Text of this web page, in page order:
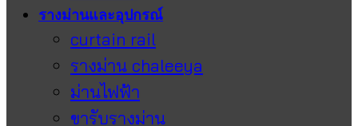
รางม่านและอุปกรณ์
curtain rail
รางม่าน chaleeya
ม่านไฟฟ้า
ขารับรางม่าน